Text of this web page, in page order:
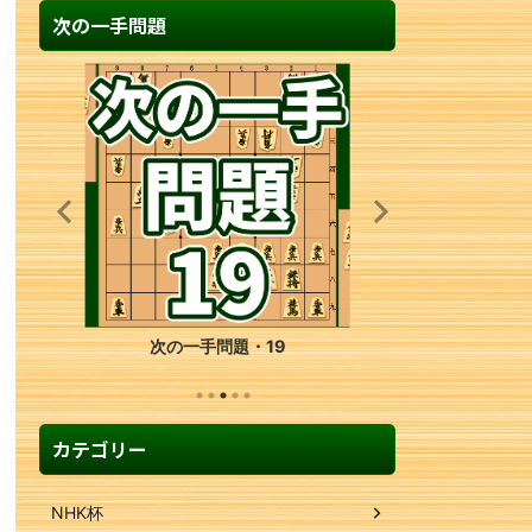
次の一手問題
次の一手問題・19
カテゴリー
NHK杯